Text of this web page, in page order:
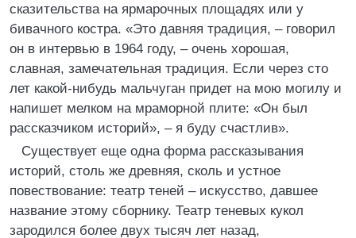
сказительства на ярмарочных площадях или у
бивачного костра. «Это давняя традиция, – говорил
он в интервью в 1964 году, – очень хорошая,
славная, замечательная традиция. Если через сто
лет какой-нибудь мальчуган придет на мою могилу и
напишет мелком на мраморной плите: «Он был
рассказчиком историй», – я буду счастлив».
Существует еще одна форма рассказывания
историй, столь же древняя, сколь и устное
повествование: театр теней – искусство, давшее
название этому сборнику. Театр теневых кукол
зародился более двух тысяч лет назад,